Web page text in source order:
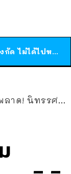
ได้เวลาเด็กหนวดรวมตัว RF Online Next เปิดให้เล่นแล้ว เกม Sci-Fi MMORPG ระดับตำนาน เล่นได้ทั้งมือถือและ PC
อิโต้ เตรียมจัด 7 ตุลาคมนี้